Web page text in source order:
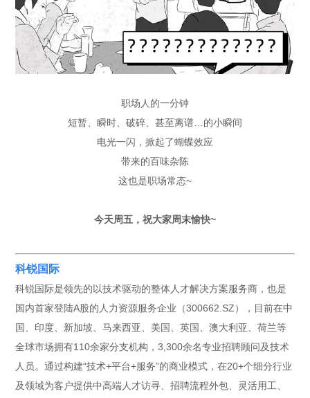
职场人的一分钟
短暂、瞬时、破碎、甚至离谱…的小瞬间
电光一闪，掀起了蝴蝶效应
带来的百味杂陈
这也是职场常态~
今天周五，祝大家周末愉快~
科锐国际
科锐国际是领先的以技术驱动的整体人才解决方案服务商，也是
国内首家登陆A股的人力资源服务企业（300662.SZ），目前在中
国、印度、新加坡、马来西亚、美国、英国、澳大利亚、荷兰等
全球市场拥有110余家分支机构，3,300余名专业招聘顾问及技术
人员。通过构建“技术+平台+服务”的商业模式，在20+个细分行业
及领域为客户提供中高端人才访寻、招聘流程外包、灵活用工、